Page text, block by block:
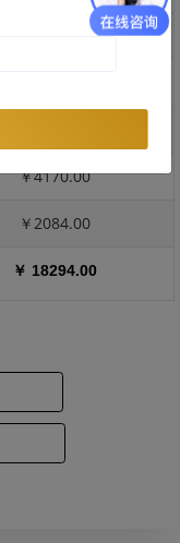
￥2955.00
￥4170.00
￥2084.00
￥ 18294.00